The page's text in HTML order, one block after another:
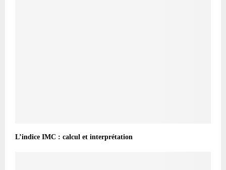
L’indice IMC : calcul et interprétation